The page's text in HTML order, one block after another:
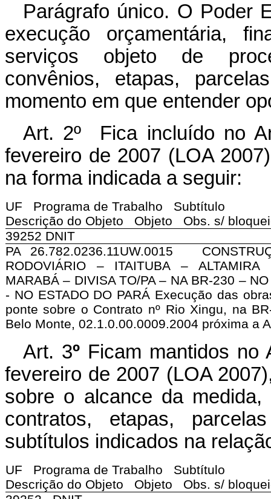
Parágrafo único. O Poder
execução orçamentária,
serviços objeto de
convênios, etapas,
momento em que entender
Art. 2º Fica incluído no
fevereiro de 2007 (LOA
na forma indicada a seguir:
UF Programa de Trabalho Subtítulo
Descrição do Objeto Objeto Obs. s/
39252 DNIT
PA 26.782.0236.11UW.0015
RODOVIÁRIO – ITAITUBA –
MARABÁ – DIVISA TO/PA – NA BR-230 –
- NO ESTADO DO PARÁ Execução das
ponte sobre o Contrato nº Rio Xingu, na
Belo Monte, 02.1.0.00.0009.2004 próxima a
Art. 3º Ficam mantidos no
fevereiro de 2007 (LOA
sobre o alcance da
contratos, etapas,
subtítulos indicados na
UF Programa de Trabalho Subtítulo
Descrição do Objeto Objeto Obs. s/